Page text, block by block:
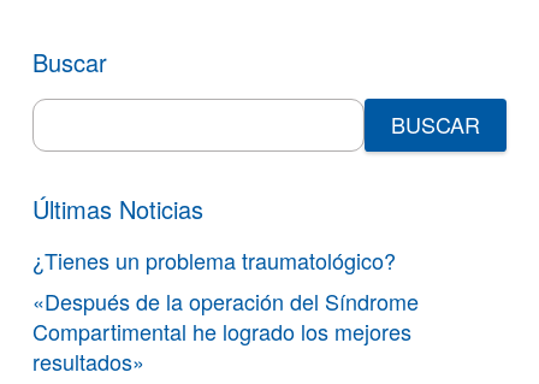
Buscar
Search
for:
Últimas Noticias
¿Tienes un problema traumatológico?
«Después de la operación del Síndrome
Compartimental he logrado los mejores
resultados»